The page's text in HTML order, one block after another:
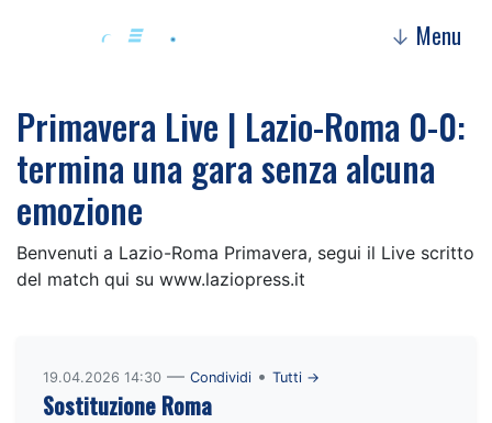
↓ Menu
Primavera Live | Lazio-Roma 0-0:
termina una gara senza alcuna
emozione
Benvenuti a Lazio-Roma Primavera, segui il Live scritto
del match qui su www.laziopress.it
19.04.2026 14:30 — Condividi • Tutti →
Sostituzione Roma